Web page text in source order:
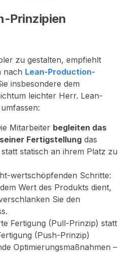
Prinzipien
zu gestalten, empfiehlt
nach Lean-Production-
insbesondere dem
leichter Herr. Lean-
Mitarbeiter begleiten das
Fertigstellung das
statisch an ihrem Platz zu
wertschöpfenden Schritte:
Wert des Produkts dient,
Sie den
Fertigung (Pull-Prinzip) statt
(Push-Prinzip)
Optimierungsmaßnahmen –